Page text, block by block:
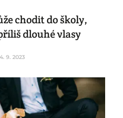
chodit do školy,
dlouhé vlasy
4. 9. 2023